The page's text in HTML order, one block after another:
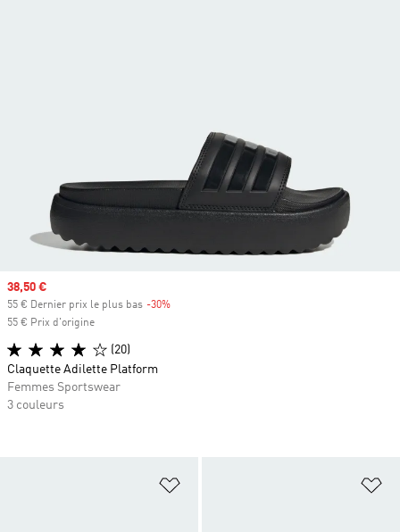
Ajouter à la Liste de produits
Prix soldé
38,50 €
55 € Dernier prix le plus bas -30%
55 € Prix d'origine
(20)
Claquette Adilette Platform
Femmes Sportswear
3 couleurs